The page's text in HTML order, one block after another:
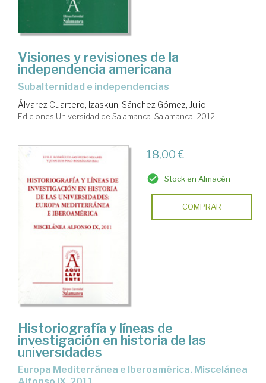
Visiones y revisiones de la
independencia americana
subalternidad e independencias
Álvarez Cuartero, Izaskun; Sánchez Gómez, Julio
Ediciones Universidad de Salamanca. Salamanca, 2012
18,00 €
Stock en Almacén
COMPRAR
Historiografía y líneas de
investigación en historia de las
universidades
Europa Mediterránea e Iberoamérica. Miscelánea